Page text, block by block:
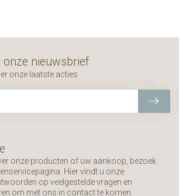
onze producten of uw aankoop, bezoek
Hier vindt u onze
op veelgestelde vragen en
om met ons in contact te komen.
onze nieuwsbrief
onze laatste acties